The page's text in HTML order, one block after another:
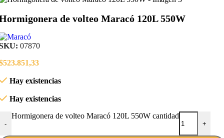
de volteo Maracó 120L 550W
07870
523.851,33
Hay existencias
Hay existencias
-
Hormigonera de volteo Maracó 120L 550W cantidad
+